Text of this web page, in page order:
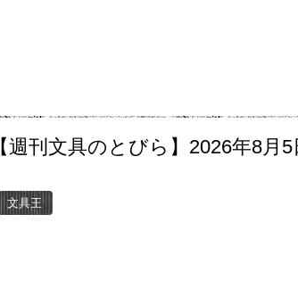
週刊文具のとびら】2026年8月5
文具王